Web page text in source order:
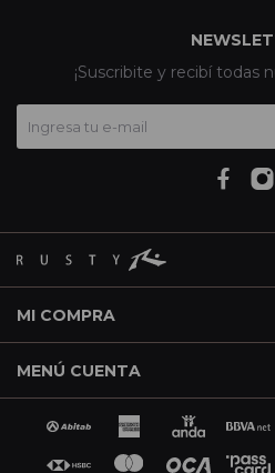
MI COMPRA
MENÚ CUENTA
¡Suscribite y recibí todas